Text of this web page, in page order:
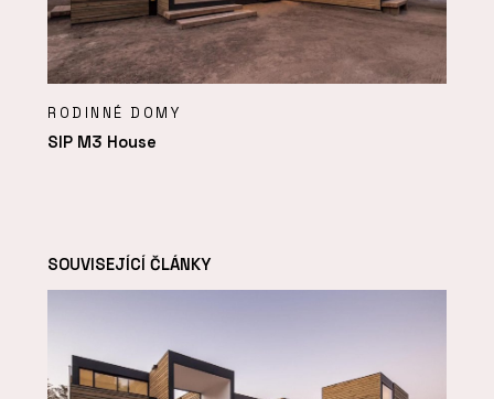
RODINNÉ DOMY
SIP M3 House
SOUVISEJÍCÍ ČLÁNKY